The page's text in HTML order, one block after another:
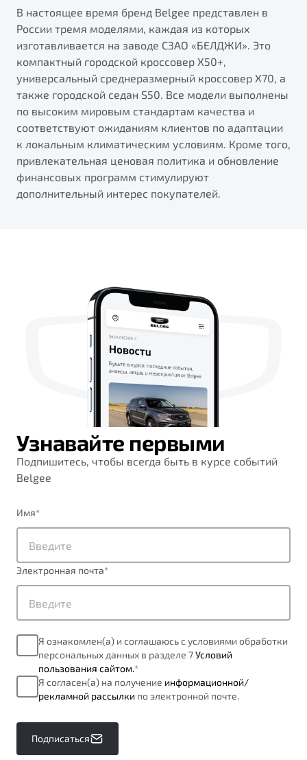
В настоящее время бренд Belgee представлен в
России тремя моделями, каждая из которых
изготавливается на заводе СЗАО «БЕЛДЖИ». Это
компактный городской кроссовер X50+,
универсальный среднеразмерный кроссовер X70, а
также городской седан S50. Все модели выполнены
по высоким мировым стандартам качества и
соответствуют ожиданиям клиентов по адаптации
к локальным климатическим условиям. Кроме того,
привлекательная ценовая политика и обновление
финансовых программ стимулируют
дополнительный интерес покупателей.
Узнавайте первыми
Подпишитесь, чтобы всегда быть в курсе событий
Belgee
Имя*
Электронная почта*
Я ознакомлен(а) и соглашаюсь с условиями обработки
персональных данных в разделе 7Условий
пользования сайтом.*
Я согласен(а) на получение информационной/
рекламной рассылки по электронной почте.
Подписаться